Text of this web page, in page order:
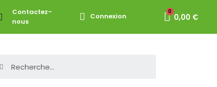
Contactez-
nous
Connexion 0,00 €